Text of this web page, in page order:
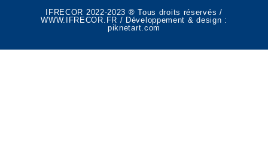
IFRECOR 2022-2023 ® Tous droits réservés /
WWW.IFRECOR.FR / Développement & design :
piknetart.com​